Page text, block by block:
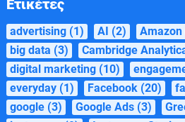
Ετικέτες
advertising (1) AI (2) Amazon
big data (3) Cambridge
digital marketing (10)
everyday (1) Facebook (20)
google (3) Google Ads (3)